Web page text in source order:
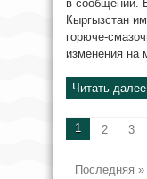
в сообщении.
Кыргызстан
горюче-
изменения на
Читать
1 2 3
Последняя »